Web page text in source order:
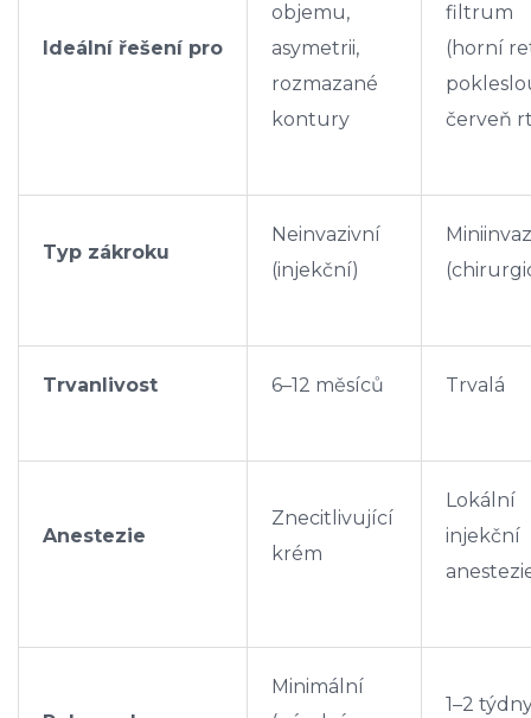
Ideální řešení pro
objemu,
asymetrii,
rozmazané
kontury
filtrum
(horní
červeň
Typ zákroku
Neinvazivní
(injekční)
Trvanlivost 6–12 měsíců Trvalá
Anestezie
Znecitlivující
krém
Lokální
injekční
Minimální
1–2